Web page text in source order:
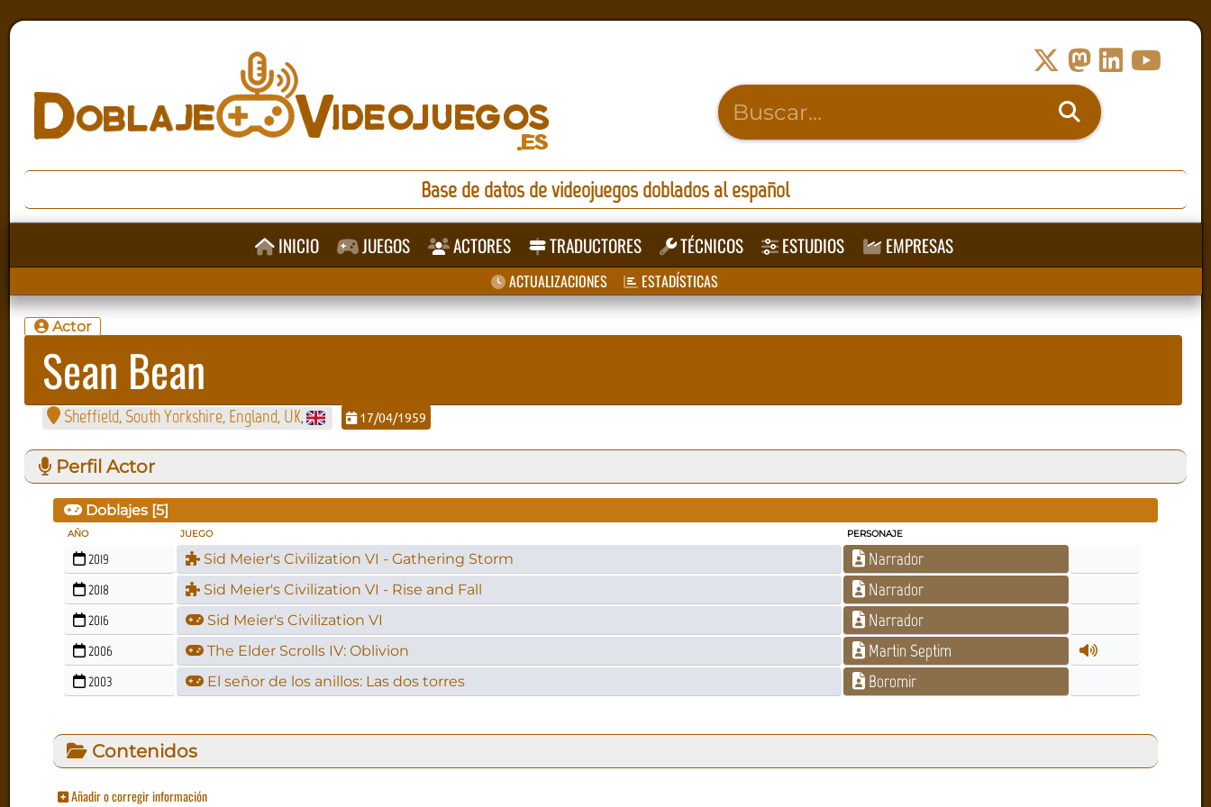
Base de datos de videojuegos doblados al español
INICIO JUEGOS ACTORES TRADUCTORES TÉCNICOS ESTUDIOS EMPRESAS
ACTUALIZACIONES ESTADÍSTICAS
Actor
Sean Bean
Sheffield, South Yorkshire, England, UK, 17/04/1959
Perfil Actor
Doblajes [5]
AÑO JUEGO PERSONAJE
2019 Sid Meier's Civilization VI - Gathering Storm Narrador
2018 Sid Meier's Civilization VI - Rise and Fall Narrador
2016 Sid Meier's Civilization VI Narrador
2006 The Elder Scrolls IV: Oblivion Martin Septim
2003 El señor de los anillos: Las dos torres Boromir
Contenidos
Añadir o corregir información